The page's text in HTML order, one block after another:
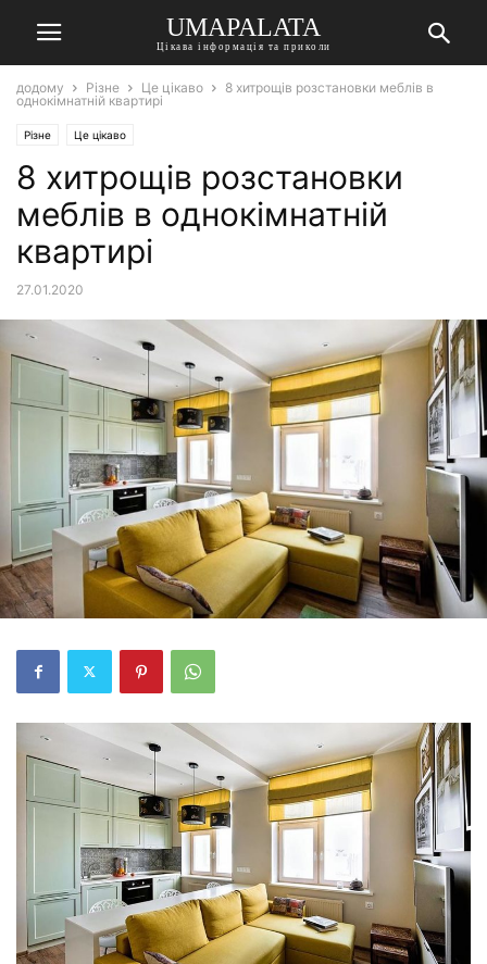
UMAPALATA
Цікава інформація та приколи
додому Різне Це цікаво
8 хитрощів розстановки меблів в
однокімнатній квартирі
Різне Це цікаво
8 хитрощів розстановки
меблів в однокімнатній
квартирі
27.01.2020